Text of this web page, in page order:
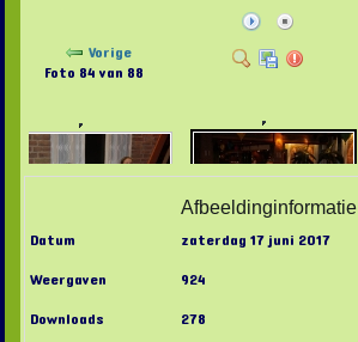
Vorige
Foto 84 van 88
Afbeeldinginformatie
Datum
zaterdag 17 juni 2017
Weergaven
924
Downloads
278